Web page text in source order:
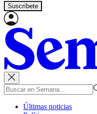
Suscríbete
Últimas noticias